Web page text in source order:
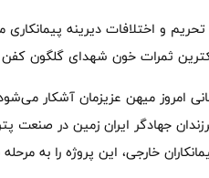
و اختلافات دیرینه
ثمرات خون شهدای گلگون
امروز میهن عزیزمان آشکار
جهادگر ایران زمین در صنعت
خارجی، این پروژه را به مرحله